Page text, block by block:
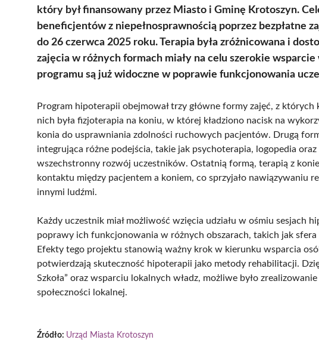
który był finansowany przez Miasto i Gminę Krotoszyn.
beneficjentów z niepełnosprawnością poprzez bezpłatne
do 26 czerwca 2025 roku. Terapia była zróżnicowana i
zajęcia w różnych formach miały na celu szerokie
programu są już widoczne w poprawie funkcjonowania
Program hipoterapii obejmował trzy główne formy zajęć, z których
nich była fizjoterapia na koniu, w której kładziono nacisk na
konia do usprawniania zdolności ruchowych pacjentów. Drugą
integrująca różne podejścia, takie jak psychoterapia, logopedia
wszechstronny rozwój uczestników. Ostatnią formą, terapią z
kontaktu między pacjentem a koniem, co sprzyjało nawiązywaniu
innymi ludźmi.
Każdy uczestnik miał możliwość wzięcia udziału w ośmiu sesjach
poprawy ich funkcjonowania w różnych obszarach, takich jak sfera
Efekty tego projektu stanowią ważny krok w kierunku wsparcia
potwierdzają skuteczność hipoterapii jako metody rehabilitacji.
Szkoła” oraz wsparciu lokalnych władz, możliwe było
społeczności lokalnej.
Źródło: Urząd Miasta Krotoszyn